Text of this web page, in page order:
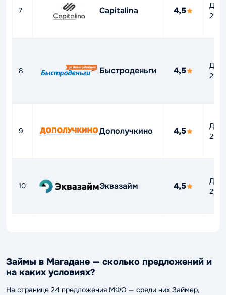
7 Capitalina 4,5
До
8 Быстроденьги 4,5
До
9 Дополучкино 4,5
До
10 Эквазайм 4,5
До
Займы в Магадане — сколько предложений и
на каких условиях?
На странице 24 предложения МФО — среди них Займер,